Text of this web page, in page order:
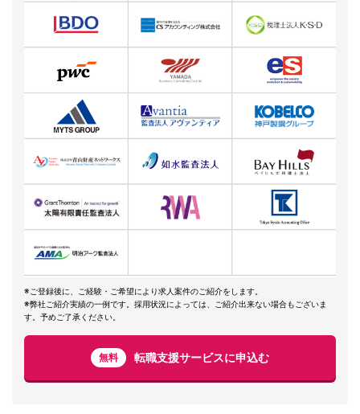
※ご登録後に、ご経験・ご希望により求人案件のご紹介をします。
※弊社ご紹介実績の一例です。採用状況によっては、ご紹介出来ない場合もございま
す。予めご了承ください。
無料 転職支援サービスに申込む